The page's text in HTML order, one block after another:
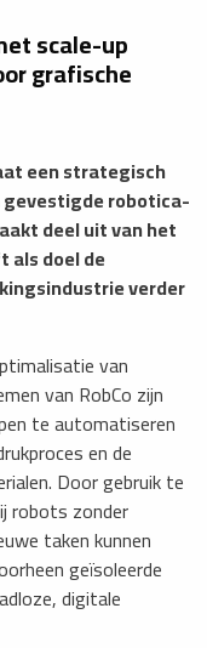
scale-up
grafische
een strategisch
gevestigde robotica-
deel uit van het
als doel de
verder
van
van RobCo zijn
te automatiseren
en de
Door gebruik te
robots zonder
taken kunnen
geïsoleerde
digitale